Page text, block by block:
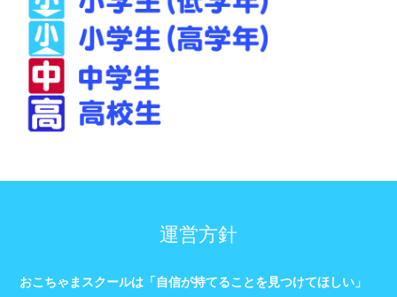
運営方針
おこちゃまスクールは「自信が持てることを見つけてほしい」